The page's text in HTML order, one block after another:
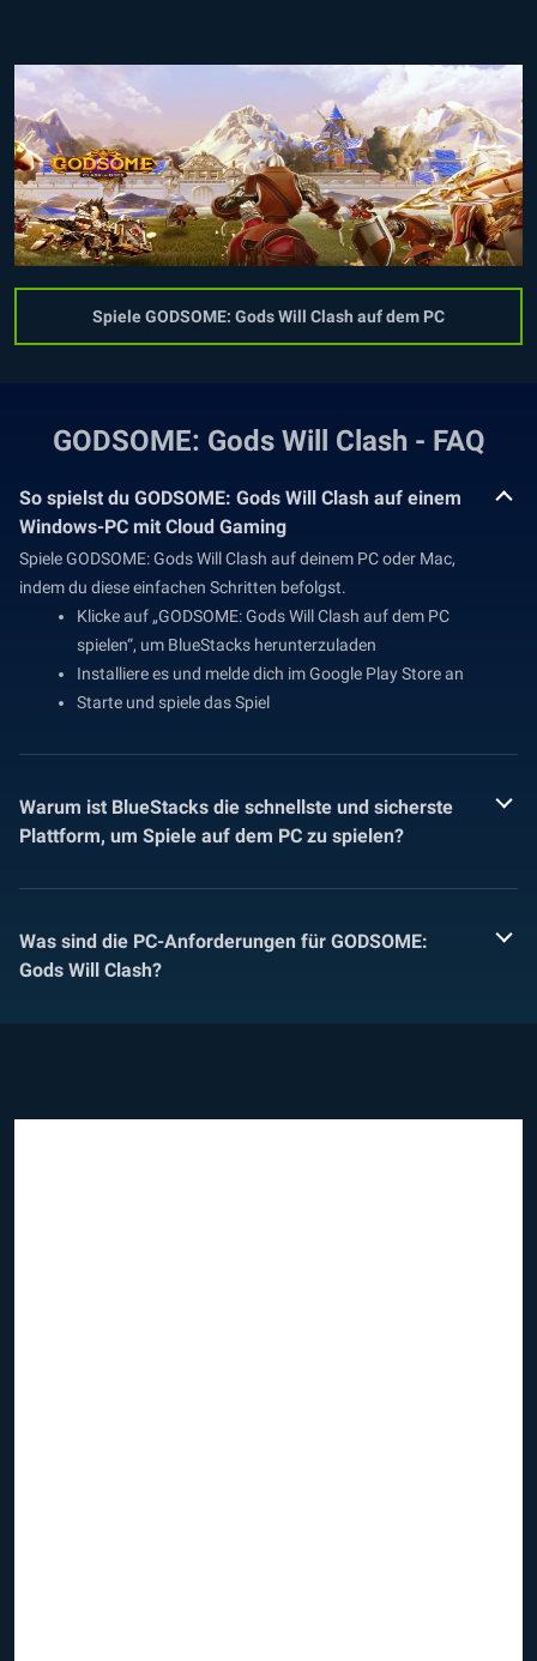
Spiele GODSOME: Gods Will Clash auf dem PC
GODSOME: Gods Will Clash - FAQ
So spielst du GODSOME: Gods Will Clash auf einem
Windows-PC mit Cloud Gaming
Spiele GODSOME: Gods Will Clash auf deinem PC oder Mac,
indem du diese einfachen Schritten befolgst.
Klicke auf „GODSOME: Gods Will Clash auf dem PC
spielen“, um BlueStacks herunterzuladen
Installiere es und melde dich im Google Play Store an
Starte und spiele das Spiel
Warum ist BlueStacks die schnellste und sicherste
Plattform, um Spiele auf dem PC zu spielen?
Was sind die PC-Anforderungen für GODSOME:
Gods Will Clash?